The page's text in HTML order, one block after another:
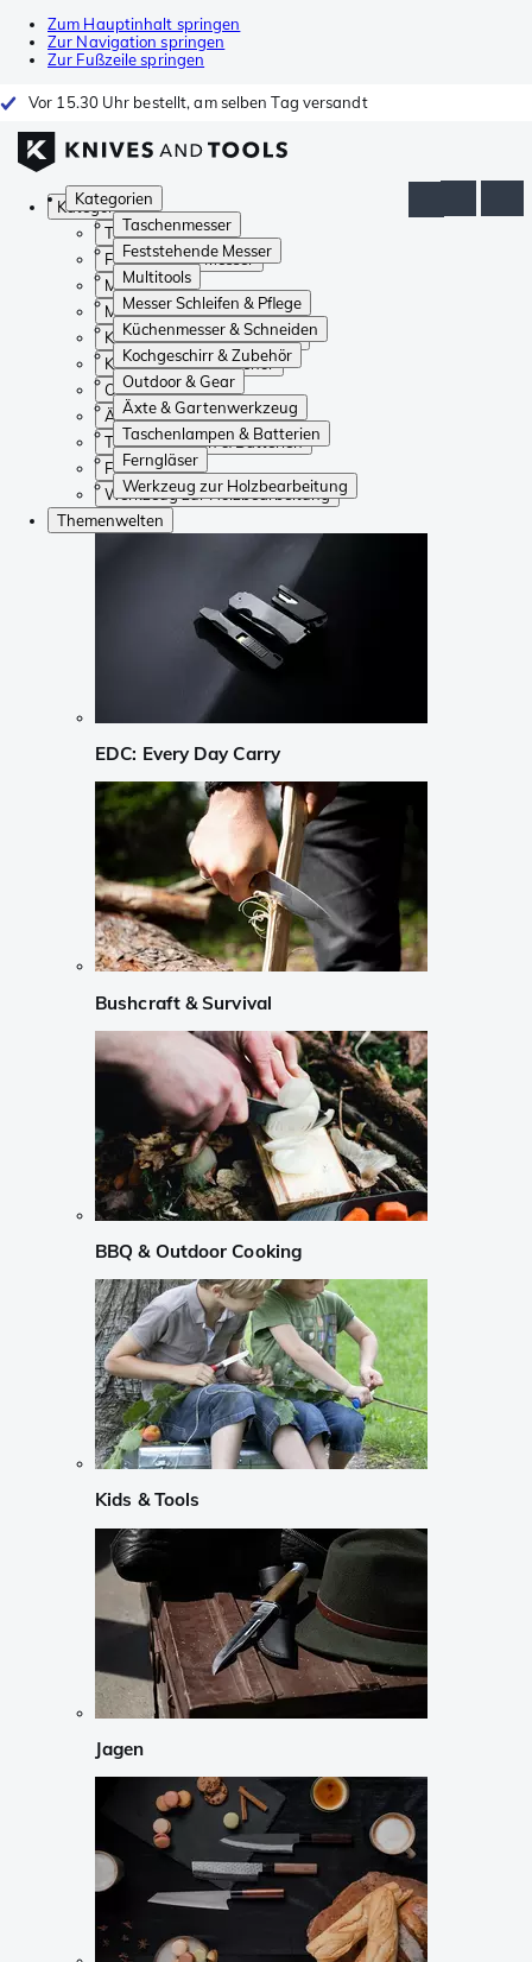
Zum Hauptinhalt springen
Zur Navigation springen
Zur Fußzeile springen
Vor 15.30 Uhr bestellt, am selben Tag versandt
Kategorien
Taschenmesser
Feststehende Messer
Multitools
Messer Schleifen & Pflege
Küchenmesser & Schneiden
Kochgeschirr & Zubehör
Outdoor & Gear
Äxte & Gartenwerkzeug
Taschenlampen & Batterien
Ferngläser
Werkzeug zur Holzbearbeitung
Kategorien
Taschenmesser
Feststehende Messer
Multitools
Messer Schleifen & Pflege
Küchenmesser & Schneiden
Kochgeschirr & Zubehör
Outdoor & Gear
Äxte & Gartenwerkzeug
Taschenlampen & Batterien
Ferngläser
Werkzeug zur Holzbearbeitung
Themenwelten
EDC: Every Day Carry
Bushcraft & Survival
BBQ & Outdoor Cooking
Kids & Tools
Jagen